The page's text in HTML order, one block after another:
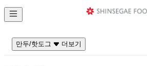
컨
텐
앱
바
만두/핫도그 더보기